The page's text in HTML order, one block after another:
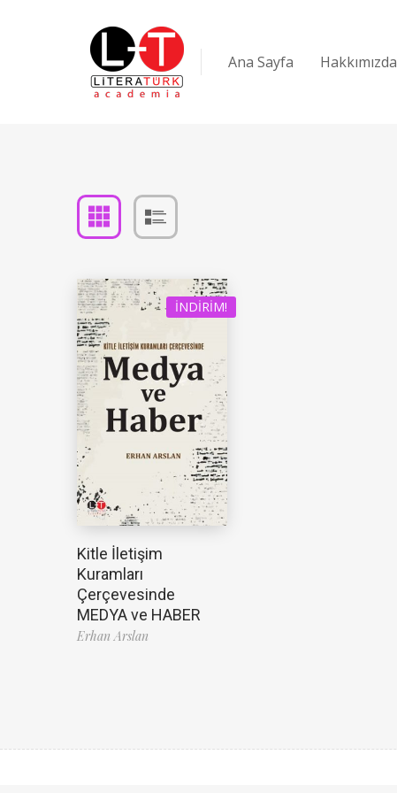
Ana Sayfa Hakkımızda
İNDIRIM!
Kitle İletişim
Kuramları
Çerçevesinde
MEDYA ve HABER
Erhan Arslan